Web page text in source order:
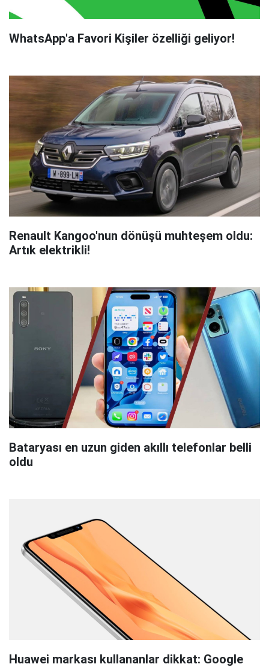
WhatsApp'a Favori Kişiler özelliği geliyor!
Renault Kangoo'nun dönüşü muhteşem oldu:
Artık elektrikli!
Bataryası en uzun giden akıllı telefonlar belli
oldu
Huawei markası kullananlar dikkat: Google